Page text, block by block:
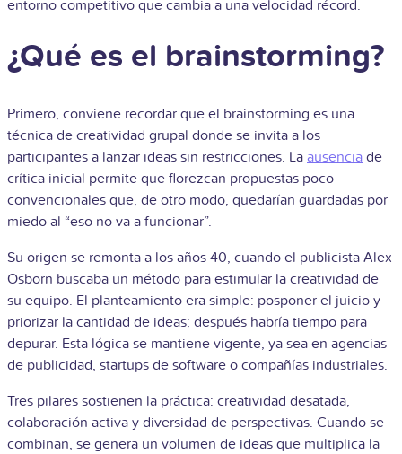
entorno competitivo que cambia a una velocidad récord.
¿Qué es el brainstorming?
Primero, conviene recordar que el brainstorming es una
técnica de creatividad grupal donde se invita a los
participantes a lanzar ideas sin restricciones. La ausencia de
crítica inicial permite que florezcan propuestas poco
convencionales que, de otro modo, quedarían guardadas por
miedo al “eso no va a funcionar”.
Su origen se remonta a los años 40, cuando el publicista Alex
Osborn buscaba un método para estimular la creatividad de
su equipo. El planteamiento era simple: posponer el juicio y
priorizar la cantidad de ideas; después habría tiempo para
depurar. Esta lógica se mantiene vigente, ya sea en agencias
de publicidad, startups de software o compañías industriales.
Tres pilares sostienen la práctica: creatividad desatada,
colaboración activa y diversidad de perspectivas. Cuando se
combinan, se genera un volumen de ideas que multiplica la